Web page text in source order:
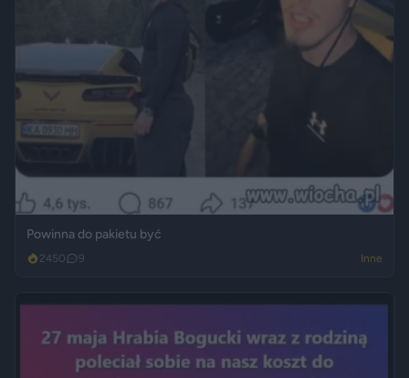
Powinna do pakietu być
2450 9 Inne